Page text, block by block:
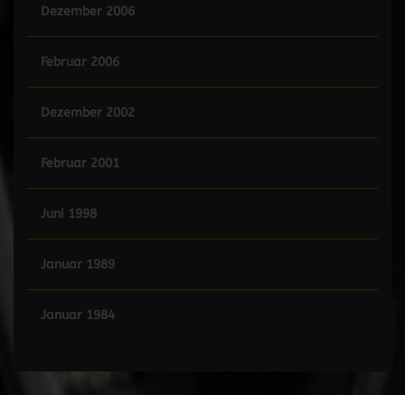
Dezember 2006
Februar 2006
Dezember 2002
Februar 2001
Juni 1998
Januar 1989
Januar 1984